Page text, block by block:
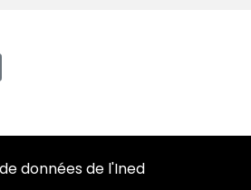
données de l'Ined